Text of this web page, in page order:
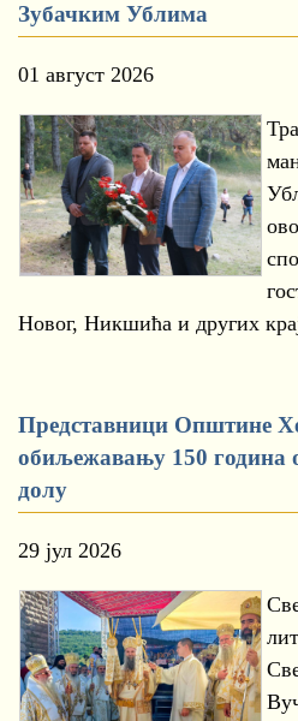
Зубачким Ублима
01 август 2026
Новог, Никшића и других
Представници Општине
обиљежавању 150 година
долу
29 јул 2026